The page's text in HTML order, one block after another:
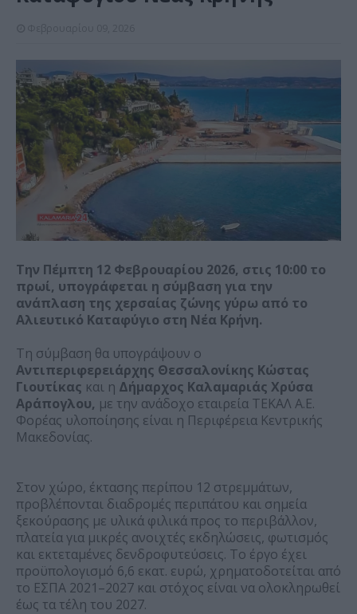
Την Πέμπτη 12 Φεβρουαρίου 2026, στις 10:00 το
πρωί, υπογράφεται η σύμβαση για την
ανάπλαση της χερσαίας ζώνης γύρω από το
Αλιευτικό Καταφύγιο στη Νέα Κρήνη.
Τη σύμβαση θα υπογράψουν ο
Αντιπεριφερειάρχης Θεσσαλονίκης Κώστας
Γιουτίκας και η Δήμαρχος Καλαμαριάς Χρύσα
Αράπογλου, με την ανάδοχο εταιρεία ΤΕΚΑΛ Α.Ε.
Φορέας υλοποίησης είναι η Περιφέρεια Κεντρικής
Μακεδονίας.
Στον χώρο, έκτασης περίπου 12 στρεμμάτων,
προβλέπονται διαδρομές περιπάτου και σημεία
ξεκούρασης με υλικά φιλικά προς το περιβάλλον,
πλατεία για μικρές ανοιχτές εκδηλώσεις, φωτισμός
και εκτεταμένες δενδροφυτεύσεις. Το έργο έχει
προϋπολογισμό 6,6 εκατ. ευρώ, χρηματοδοτείται από
το ΕΣΠΑ 2021–2027 και στόχος είναι να ολοκληρωθεί
έως τα τέλη του 2027.